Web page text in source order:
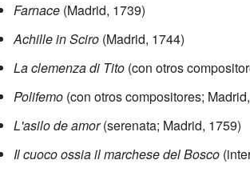
Farnace(Madrid, 1739)
Achille in Sciro(Madrid, 1744)
La clemenza di Tito(con otros
Polifemo(con otros compositores;
L'asilo de amor(serenata; Madrid, 1759)
Il cuoco ossia il marchese del Bosco